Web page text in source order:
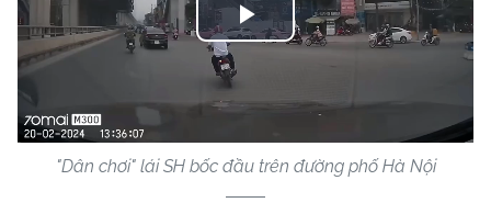
Play
"Dân chơi" lái SH bốc đầu trên đường phố Hà Nội